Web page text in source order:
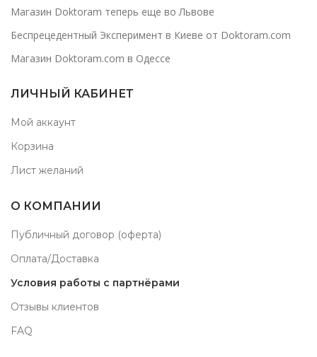
Магазин Doktoram теперь еще во Львове
Беспрецедентный Эксперимент в Киеве от Doktoram.com
Магазин Doktoram.com в Одессе
ЛИЧНЫЙ КАБИНЕТ
Мой аккаунт
Корзина
Лист желаний
О КОМПАНИИ
Публичный договор (оферта)
Оплата/Доставка
Условия работы с партнёрами
Отзывы клиентов
FAQ